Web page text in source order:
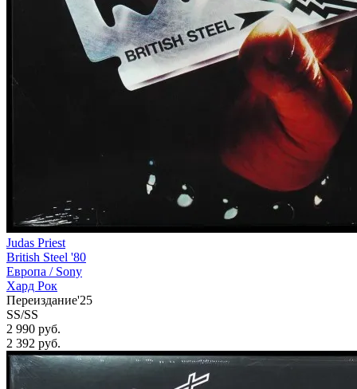
Judas Priest
British Steel '80
Европа / Sony
Хард Рок
Переиздание'25
SS/SS
2 990 руб.
2 392 руб.